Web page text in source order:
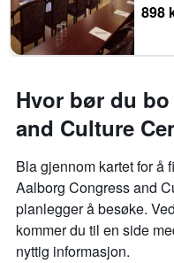
898
Hvor bør du
and Culture
Bla gjennom kartet for
Aalborg Congress and
planlegger å besøke.
kommer du til en side
nyttig informasjon.